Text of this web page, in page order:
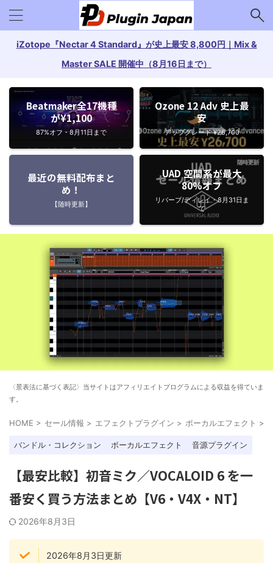
iZotope『Nectar 4 Standard』が史上最安 8,800円｜Mix &
Master SALE 開催中（8月16日まで）
Beatmaker全17機種
が¥1,100
87%オフ・8月11日まで
Ozone 12 Adv 史上最
安
アップグレード ¥26,700
最近の無料配布まと
め！
【随時更新】
UAD 空間系が最大
80%オフ
リバーブ/ディレイ・8月31日ま
で
〈景表法に基づく表記〉当サイトはアフィリエイトプログラムによる収益を得ていま
す。
HOME > セール情報 > エフェクトプラグイン > ボーカルエフェクト >
バンドル・コレクション ボーカルエフェクト 音源プラグイン
【最安比較】初音ミク／VOCALOID 6 を一
番安く買う方法まとめ【V6・V4X・NT】
2026年8月3日
2026年8月3日更新